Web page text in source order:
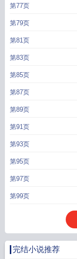
第77页
第79页
第81页
第83页
第85页
第87页
第89页
第91页
第93页
第95页
第97页
第99页
完结小说推荐